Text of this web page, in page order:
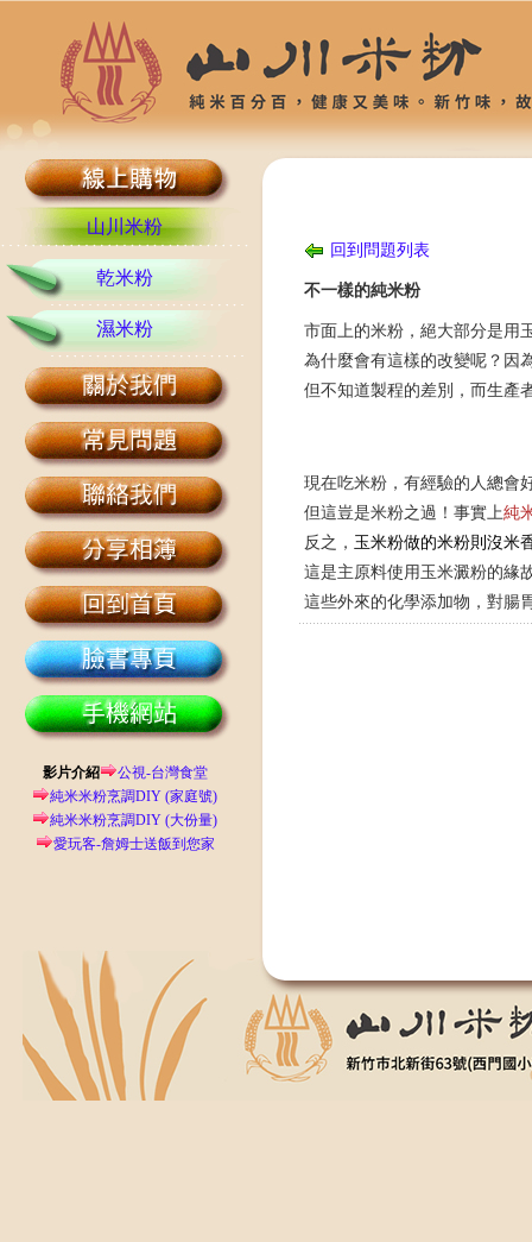
山川米粉
乾米粉
濕米粉
影片介紹
公視-台灣食堂
純米米粉烹調DIY (家庭號)
純米米粉烹調DIY (大份量)
愛玩客-詹姆士送飯到您家
回到問題列表
不一樣的純米粉
市面上的米粉，絕大部分是用
為什麼會有這樣的改變呢？因
但不知道製程的差別，而生產
現在吃米粉，有經驗的人總會
但這豈是米粉之過！事實上純
反之， 玉米粉做的米粉則沒米
這是主原料使用玉米澱粉的緣
這些外來的化學添加物，對腸